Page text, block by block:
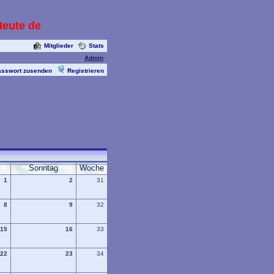
den 14.05.2013 mit Livecam die alle paar
Mitglieder
Stats
Admin
zusenden Registrieren
Sonntag Woche
1 2 31
8 9 32
15 16 33
22 23 34